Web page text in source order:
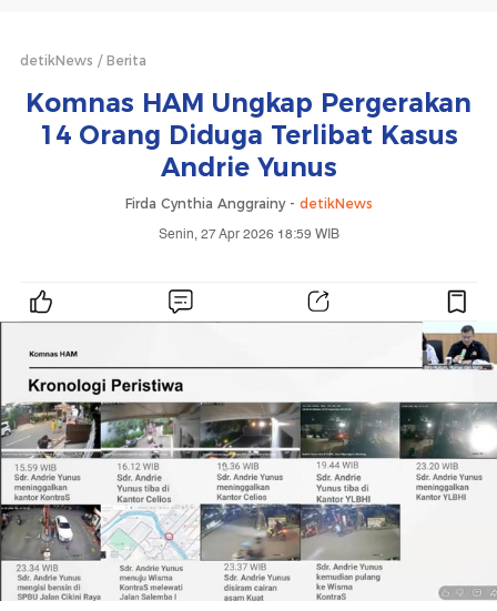
detikNews Berita
Komnas HAM Ungkap Pergerakan
14 Orang Diduga Terlibat Kasus
Andrie Yunus
Firda Cynthia Anggrainy - detikNews
Senin, 27 Apr 2026 18:59 WIB